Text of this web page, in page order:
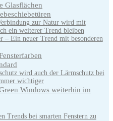
Glasflächen
zur Natur wird mit
ein weiterer Trend bleiben
– Ein neuer Trend mit besonderen
wird auch der Lärmschutz bei
wichtiger
Windows weiterhin im
Trends bei smarten Fenstern zu